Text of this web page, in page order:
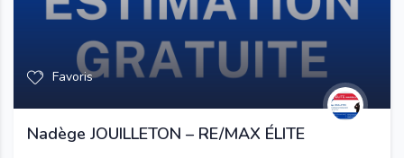
Favoris
Nadège JOUILLETON – RE/MAX ÉLITE